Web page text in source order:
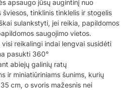
apsaugo jūsų augintinį nuo
tinklinis tinklelis ir stogelis
sulankstyti, jei reikia, papildomos
saugojimo vietos.
reikalingi indai lengvai susidėti
pasukti 360°
abiejų galinių ratų
ir miniatiūriniams šunims, kurių
cm, o svoris mažesnis nei